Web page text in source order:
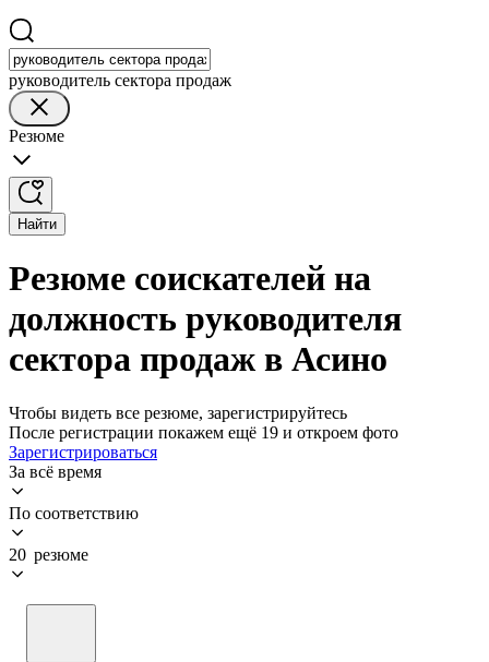
руководитель сектора продаж
Резюме
Найти
Резюме соискателей на
должность руководителя
сектора продаж в Асино
Чтобы видеть все резюме, зарегистрируйтесь
После регистрации покажем ещё 19 и откроем фото
Зарегистрироваться
За всё время
По соответствию
20 резюме